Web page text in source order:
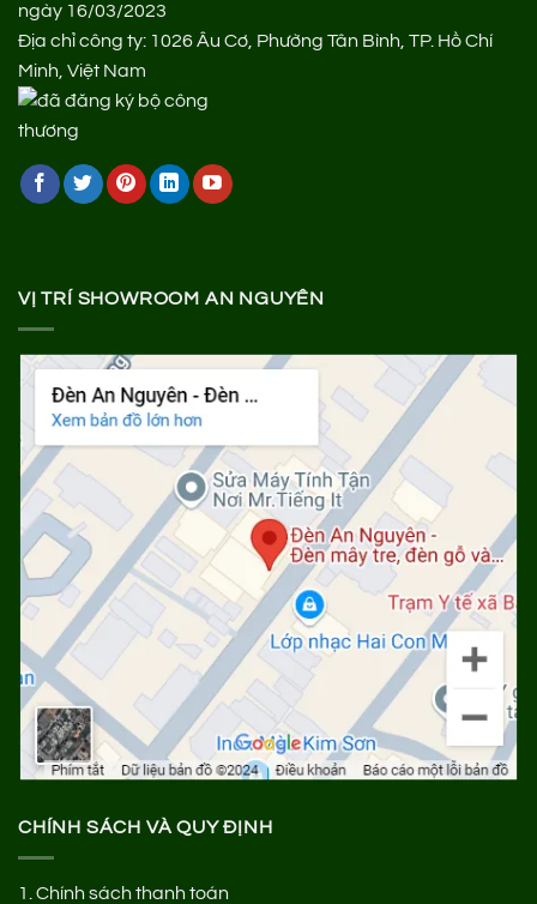
ngày 16/03/2023
Địa chỉ công ty: 1026 Âu Cơ, Phường Tân Bình, TP. Hồ Chí
Minh, Việt Nam
VỊ TRÍ SHOWROOM AN NGUYÊN
CHÍNH SÁCH VÀ QUY ĐỊNH
1. Chính sách thanh toán